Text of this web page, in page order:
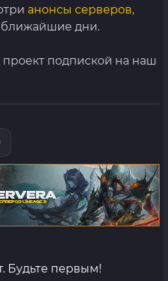
анонсы серверов,
ближайшие дни.
подпиской на наш
Будьте первым!